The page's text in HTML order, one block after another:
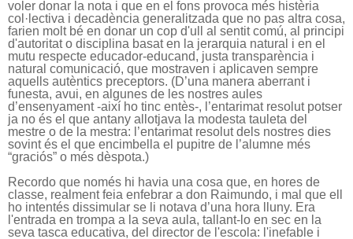
voler donar la nota i que en el fons provoca més histèria
col·lectiva i decadència generalitzada que no pas altra cosa,
farien molt bé en donar un cop d'ull al sentit comú, al principi
d'autoritat o disciplina basat en la jerarquia natural i en el
mutu respecte educador-educand, justa transparència i
natural comunicació, que mostraven i aplicaven sempre
aquells autèntics preceptors. (D’una manera aberrant i
funesta, avui, en algunes de les nostres aules
d’ensenyament -així ho tinc entès-, l’entarimat resolut potser
ja no és el que antany allotjava la modesta tauleta del
mestre o de la mestra: l’entarimat resolut dels nostres dies
sovint és el que encimbella el pupitre de l’alumne més
“graciós” o més dèspota.)
Recordo que només hi havia una cosa que, en hores de
classe, realment feia enfebrar a don Raimundo, i mal que ell
ho intentés dissimular se li notava d’una hora lluny. Era
l'entrada en trompa a la seva aula, tallant-lo en sec en la
seva tasca educativa, del director de l'escola: l'inefable i